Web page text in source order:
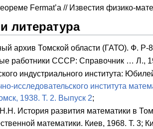
Fermat’a // Известия физико-
литература
архив Томской области (ГАТО). Ф.
работники СССР: Справочник … Л.,
индустриального института:
исследовательского института
1938. Т. 2. Выпуск 2;
История развития математики в
математики. Киев, 1968. Т. 3;